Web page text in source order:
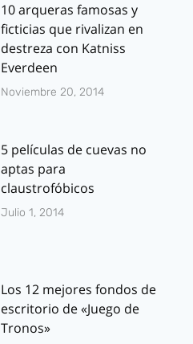
10 arqueras famosas y
ficticias que rivalizan en
destreza con Katniss
Everdeen
Noviembre 20, 2014
5 películas de cuevas no
aptas para
claustrofóbicos
Julio 1, 2014
Los 12 mejores fondos de
escritorio de «Juego de
Tronos»